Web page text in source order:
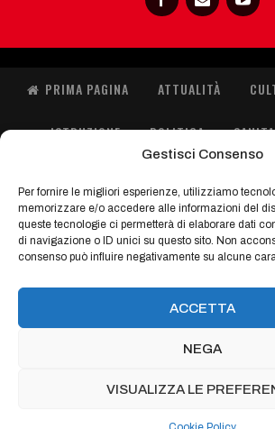
Gestisci Consenso
Per fornire le migliori esperienze, utilizziamo
memorizzare e/o accedere alle informazioni del
queste tecnologie ci permetterà di elaborare dati
di navigazione o ID unici su questo sito. Non
consenso può influire negativamente su alcune
ACCETTA
NEGA
VISUALIZZA LE
PRIMA PAGINA ATTUALITÀ
ISTRUZIONE POLITICA
FASHION
Con il contributo di: